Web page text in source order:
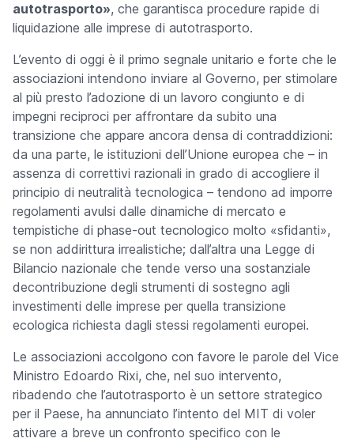
autotrasporto», che garantisca procedure rapide di
liquidazione alle imprese di autotrasporto.
L’evento di oggi è il primo segnale unitario e forte che le
associazioni intendono inviare al Governo, per stimolare
al più presto l’adozione di un lavoro congiunto e di
impegni reciproci per affrontare da subito una
transizione che appare ancora densa di contraddizioni:
da una parte, le istituzioni dell’Unione europea che – in
assenza di correttivi razionali in grado di accogliere il
principio di neutralità tecnologica – tendono ad imporre
regolamenti avulsi dalle dinamiche di mercato e
tempistiche di phase-out tecnologico molto «sfidanti»,
se non addirittura irrealistiche; dall’altra una Legge di
Bilancio nazionale che tende verso una sostanziale
decontribuzione degli strumenti di sostegno agli
investimenti delle imprese per quella transizione
ecologica richiesta dagli stessi regolamenti europei.
Le associazioni accolgono con favore le parole del Vice
Ministro Edoardo Rixi, che, nel suo intervento,
ribadendo che l’autotrasporto è un settore strategico
per il Paese, ha annunciato l’intento del MIT di voler
attivare a breve un confronto specifico con le